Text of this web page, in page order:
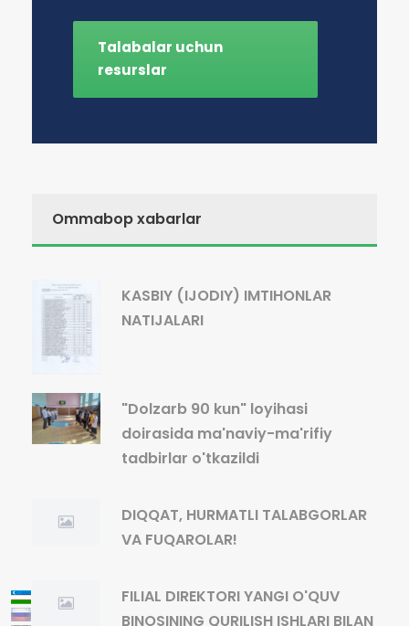
Talabalar uchun
resurslar
Ommabop xabarlar
KASBIY (IJODIY) IMTIHONLAR
NATIJALARI
"Dolzarb 90 kun" loyihasi
doirasida ma'naviy-ma'rifiy
tadbirlar o'tkazildi
DIQQAT, HURMATLI TALABGORLAR
VA FUQAROLAR!
FILIAL DIREKTORI YANGI O'QUV
BINOSINING QURILISH ISHLARI BILAN